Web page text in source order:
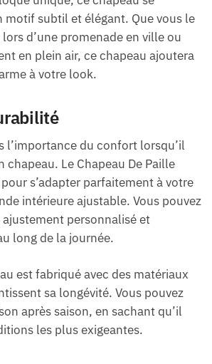
motif subtil et élégant. Que vous le
d’une promenade en ville ou
en plein air, ce chapeau ajoutera
à votre look.
l’importance du confort lorsqu’il
chapeau. Le Chapeau De Paille
s’adapter parfaitement à votre
intérieure ajustable. Vous pouvez
personnalisé et
long de la journée.
est fabriqué avec des matériaux
sa longévité. Vous pouvez
après saison, en sachant qu’il
les plus exigeantes.